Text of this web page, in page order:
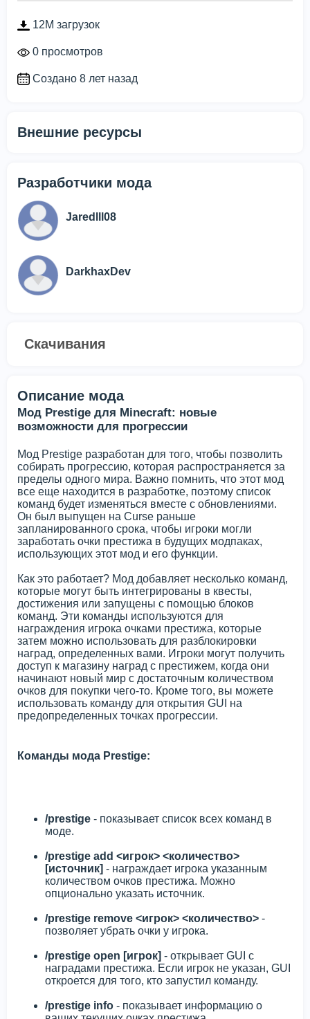
12M загрузок
0 просмотров
Создано 8 лет назад
Внешние ресурсы
Разработчики мода
Jaredlll08
DarkhaxDev
Скачивания
Описание мода
Мод Prestige для Minecraft: новые
возможности для прогрессии
Мод Prestige разработан для того, чтобы позволить
собирать прогрессию, которая распространяется за
пределы одного мира. Важно помнить, что этот мод
все еще находится в разработке, поэтому список
команд будет изменяться вместе с обновлениями.
Он был выпущен на Curse раньше
запланированного срока, чтобы игроки могли
заработать очки престижа в будущих модпаках,
использующих этот мод и его функции.
Как это работает? Мод добавляет несколько команд,
которые могут быть интегрированы в квесты,
достижения или запущены с помощью блоков
команд. Эти команды используются для
награждения игрока очками престижа, которые
затем можно использовать для разблокировки
наград, определенных вами. Игроки могут получить
доступ к магазину наград с престижем, когда они
начинают новый мир с достаточным количеством
очков для покупки чего-то. Кроме того, вы можете
использовать команду для открытия GUI на
предопределенных точках прогрессии.
Команды мода Prestige:
/prestige - показывает список всех команд в
моде.
/prestige add <игрок> <количество>
[источник] - награждает игрока указанным
количеством очков престижа. Можно
опционально указать источник.
/prestige remove <игрок> <количество> -
позволяет убрать очки у игрока.
/prestige open [игрок] - открывает GUI с
наградами престижа. Если игрок не указан, GUI
откроется для того, кто запустил команду.
/prestige info - показывает информацию о